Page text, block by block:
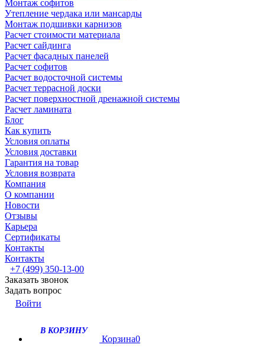
Монтаж софитов
Утепление чердака или мансарды
Монтаж подшивки карнизов
Расчет стоимости материала
Расчет сайдинга
Расчет фасадных панелей
Расчет софитов
Расчет водосточной системы
Расчет террасной доски
Расчет поверхностной дренажной системы
Расчет ламината
Блог
Как купить
Условия оплаты
Условия доставки
Гарантия на товар
Условия возврата
Компания
О компании
Новости
Отзывы
Карьера
Сертификаты
Контакты
Контакты
+7 (499) 350-13-00
Заказать звонок
Задать вопрос
Войти
В КОРЗИНУ
Корзина0